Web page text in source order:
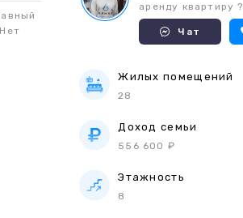
Нет
аренду квартиру ?
Чат
Жилых помещений
28
Доход семьи
556 600 ₽
Этажность
8